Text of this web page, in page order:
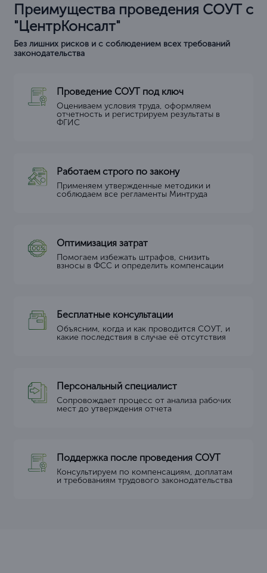
Преимущества проведения СОУТ с
"ЦентрКонсалт"
Без лишних рисков и с соблюдением всех требований
законодательства
Проведение СОУТ под ключ
Оцениваем условия труда, оформляем
отчетность и регистрируем результаты в
ФГИС
Работаем строго по закону
Применяем утвержденные методики и
соблюдаем все регламенты Минтруда
Оптимизация затрат
Помогаем избежать штрафов, снизить
взносы в ФСС и определить компенсации
Бесплатные консультации
Объясним, когда и как проводится СОУТ, и
какие последствия в случае её отсутствия
Персональный специалист
Сопровождает процесс от анализа рабочих
мест до утверждения отчета
Поддержка после проведения СОУТ
Консультируем по компенсациям, доплатам
и требованиям трудового законодательства